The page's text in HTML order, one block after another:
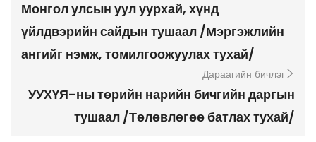
Монгол улсын уул уурхай, хүнд
үйлдвэрийн сайдын тушаал /Мэргэжлийн
ангийг нэмж, томилгоожуулах тухай/
Дараагийн бичлэг
УУХҮЯ-ны төрийн нарийн бичгийн даргын
тушаал /Төлөвлөгөө батлах тухай/